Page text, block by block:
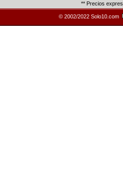
** Precios
© 2002/2022 Solo10.com